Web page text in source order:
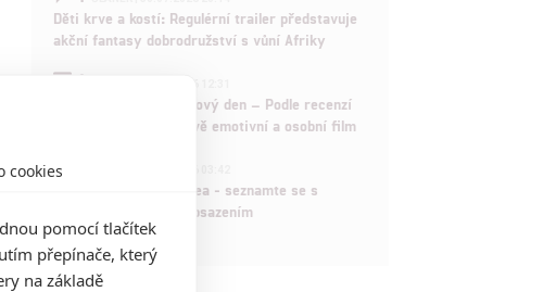
Děti krve a kostí: Regulérní trailer představuje
akční fantasy dobrodružství s vůní Afriky
1
Spider-Man: Zbrusu nový den – Podle recenzí
máme čekat překvapivě emotivní a osobní film
Velké preview: Odyssea - seznamte se s
maximálně nabitým obsazením
cookies
pomocí tlačítek
přepínače, který
na základě